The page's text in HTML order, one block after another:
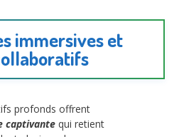
immersives et
profonds offrent
captivante qui retient